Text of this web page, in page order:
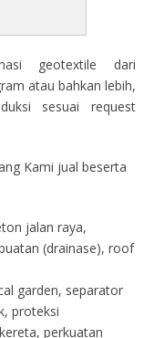
geotextile dari
atau bahkan lebih,
sesuai request
Kami jual beserta
jalan raya,
(drainase), roof
garden, separator
proteksi
perkuatan